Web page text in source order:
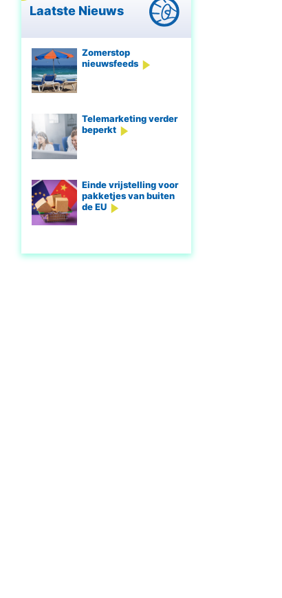
Laatste Nieuws
Zomerstop
nieuwsfeeds
Telemarketing verder
beperkt
Einde vrijstelling voor
pakketjes van buiten
de EU